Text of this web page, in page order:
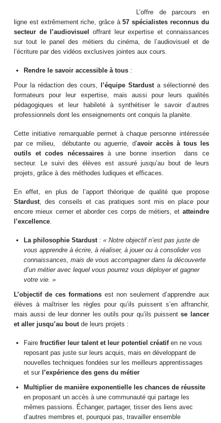
L’offre de parcours en
ligne est extrêmement riche, grâce à57 spécialistes reconnus du
secteur de l’audiovisuel
offrant leur expertise et connaissances
sur tout le panel des métiers du cinéma, de l’audiovisuel et de
l’écriture par des vidéos exclusives jointes aux cours.
Rendre le savoir accessible à tous :
Pour la rédaction des cours,
l’équipe Stardusta sélectionné des
formateurs pour leur expertise, mais aussi pour leurs qualités
pédagogiques et leur habileté à synthétiser le savoir d’autres
professionnels dont les enseignements ont conquis la planète.
Cette initiative remarquable permet à chaque personne intéressée
par ce milieu, débutante ou aguerrie, d’avoir accès à tous les
outils et codes nécessairesà une bonne insertion dans ce
secteur. Le suivi des élèves est assuré jusqu’au bout de leurs
projets, grâce à des méthodes ludiques et efficaces.
En effet, en plus de l’apport théorique de qualité que propose
Stardust, des conseils et cas pratiques sont mis en place pour
encore mieux cerner et aborder ces corps de métiers, et atteindre
l’excellence.
La philosophie Stardust :« Notre objectif n’est pas juste de
vous apprendre à écrire, à réaliser, à jouer ou à consolider vos
connaissances, mais de vous accompagner dans la découverte
d’un métier avec lequel vous pourrez vous déployer et gagner
votre vie. »
L’objectif de ces formations est non seulement d’apprendre aux
élèves à maîtriser les règles pour qu’ils puissent s’en affranchir,
mais aussi de leur donner les outils pour qu’ils puissentse lancer
et aller jusqu’au boutde leurs projets :
Fairefructifier leur talent et leur potentiel créatifen ne vous
reposant pas juste sur leurs acquis, mais en développant de
nouvelles techniques fondées sur les meilleurs apprentissages
et sur l’expérience des gens du métier
Multiplier de manière exponentielle les chances de réussite
en proposant un accès à une communauté qui partage les
mêmes passions. Échanger, partager, tisser des liens avec
d’autres membres et, pourquoi pas, travailler ensemble